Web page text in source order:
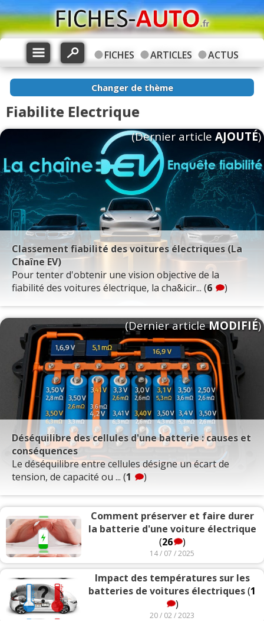
FICHES ARTICLES ACTUS
Changer de thème
Fiabilite Electrique
Classement fiabilité des voitures électriques (La
Chaîne EV)
Pour tenter d'obtenir une vision objective de la
fiabilité des voitures électrique, la cha&icir... (6 )
(Dernier article AJOUTÉ)
Déséquilibre des cellules d'une batterie : causes et
conséquences
Le déséquilibre entre cellules désigne un écart de
tension, de capacité ou ... (1 )
(Dernier articleMODIFIÉ)
Comment préserver et faire durer
la batterie d'une voiture électrique
(26 )
14 / 07 / 2025
Impact des températures sur les
batteries de voitures électriques(1
)
20 / 02 / 2023